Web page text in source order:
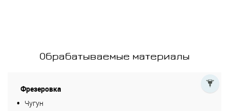
Обрабатываемые материалы
Фрезеровка
Чугун